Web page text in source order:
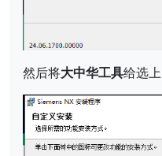
然后将大中华工具给选上